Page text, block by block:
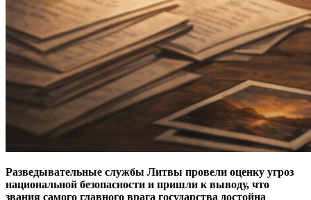
Разведывательные службы Литвы провели оценку угроз
национальной безопасности и пришли к выводу, что
звания самого главного врага государства достойна